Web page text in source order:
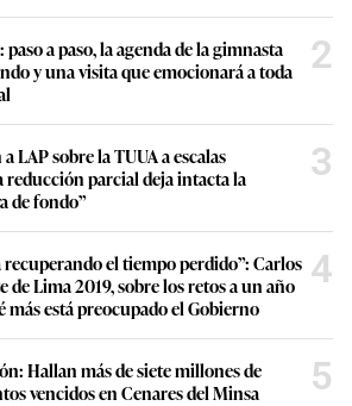
a paso, la agenda de la gimnasta
y una visita que emocionará a toda
2
LAP sobre la TUUA a escalas
parcial deja intacta la
de fondo”
3
el tiempo perdido”: Carlos
de Lima 2019, sobre los retos a un año
más está preocupado el Gobierno
4
Hallan más de siete millones de
vencidos en Cenares del Minsa
5